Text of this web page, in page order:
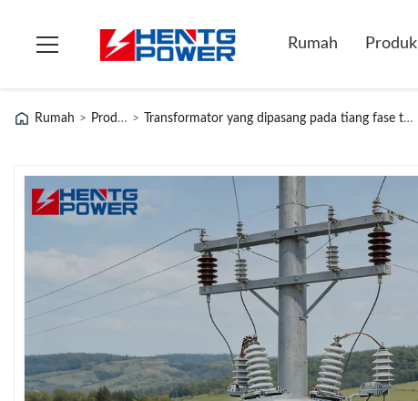
Rumah Produk
Rumah > Produk > Transformator yang dipasang pada tiang fase tunggal